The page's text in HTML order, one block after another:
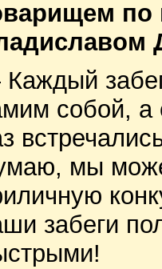
по
собой,
мы
забеги